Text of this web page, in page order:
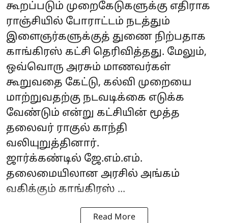
கூறப்படும் முறைகேடுகளுக்கு எதிராக
ராஞ்சியில் போராட்டம் நடத்தும்
இளைஞர்களுக்குத் துணை நிற்பதாக
காங்கிரஸ் கட்சி தெரிவித்தது. மேலும்,
ஒவ்வொரு அரசும் மாணவர்கள்
கூறுவதை கேட்டு, கல்வி முறையை
மாற்றுவதற்கு நடவடிக்கை எடுக்க
வேண்டும் என்று கட்சியின் மூத்த
தலைவர் ராகுல் காந்தி
வலியுறுத்தினார்.
ஜார்க்கண்டில் ஜே.எம்.எம்.
தலைமையிலான அரசில் அங்கம்
வகிக்கும் காங்கிரஸ் ...
Read More